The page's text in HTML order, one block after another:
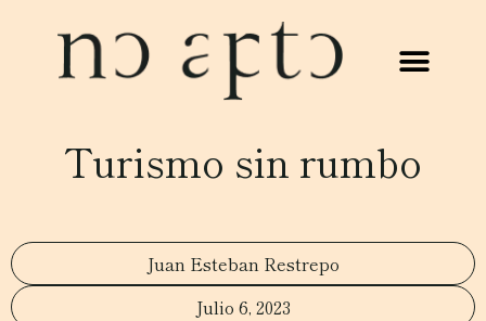
Turismo sin rumbo
Juan Esteban Restrepo
Julio 6, 2023